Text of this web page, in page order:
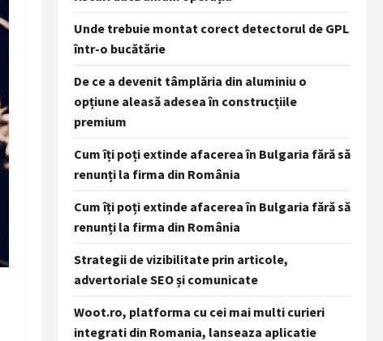
Unde trebuie montat corect detectorul de GPL
într-o bucătărie
De ce a devenit tâmplăria din aluminiu o
opțiune aleasă adesea în construcțiile
premium
Cum îți poți extinde afacerea în Bulgaria fără să
renunți la firma din România
Cum îți poți extinde afacerea în Bulgaria fără să
renunți la firma din România
Strategii de vizibilitate prin articole,
advertoriale SEO și comunicate
Woot.ro, platforma cu cei mai multi curieri
integrati din Romania, lanseaza aplicatie